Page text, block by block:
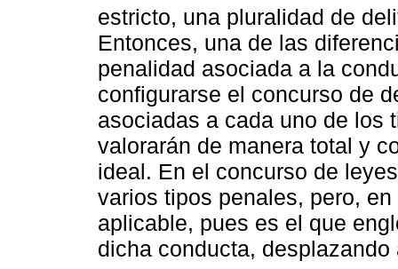
estricto, una pluralidad de
Entonces, una de las
penalidad asociada a la
configurarse el concurso de
asociadas a cada uno de los
valorarán de manera total y
ideal. En el concurso de
varios tipos penales, pero,
aplicable, pues es el que
dicha conducta,